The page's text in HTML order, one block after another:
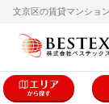
文京区の賃貸マンショ